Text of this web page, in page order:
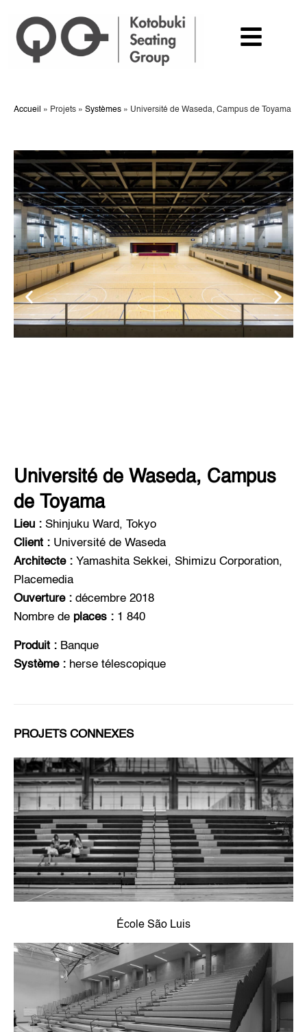
Accueil » Projets » Systèmes » Université de Waseda, Campus de Toyama
Université de Waseda, Campus
de Toyama
Lieu : Shinjuku Ward, Tokyo
Client : Université de Waseda
Architecte : Yamashita Sekkei, Shimizu Corporation,
Placemedia
Ouverture : décembre 2018
Nombre de places : 1 840
Produit : Banque
Système : herse télescopique
PROJETS CONNEXES
École São Luis